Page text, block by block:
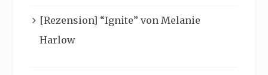
[Rezension] “Ignite” von Melanie
Harlow